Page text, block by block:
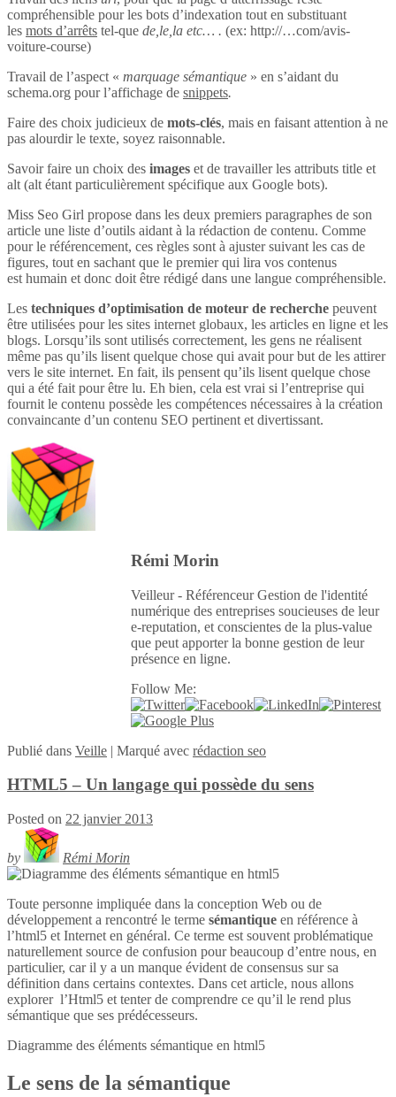
compréhensible pour les bots d’indexation tout en substituant
les mots d’arrêts tel-que de,le,la etc… . (ex: http://…com/avis-
voiture-course)
Travail de l’aspect « marquage sémantique » en s’aidant du
schema.org pour l’affichage de snippets.
Faire des choix judicieux de mots-clés, mais en faisant attention à ne
pas alourdir le texte, soyez raisonnable.
Savoir faire un choix des images et de travailler les attributs title et
alt (alt étant particulièrement spécifique aux Google bots).
Miss Seo Girl propose dans les deux premiers paragraphes de son
article une liste d’outils aidant à la rédaction de contenu. Comme
pour le référencement, ces règles sont à ajuster suivant les cas de
figures, tout en sachant que le premier qui lira vos contenus
est humain et donc doit être rédigé dans une langue compréhensible.
Les techniques d’optimisation de moteur de recherche peuvent
être utilisées pour les sites internet globaux, les articles en ligne et les
blogs. Lorsqu’ils sont utilisés correctement, les gens ne réalisent
même pas qu’ils lisent quelque chose qui avait pour but de les attirer
vers le site internet. En fait, ils pensent qu’ils lisent quelque chose
qui a été fait pour être lu. Eh bien, cela est vrai si l’entreprise qui
fournit le contenu possède les compétences nécessaires à la création
convaincante d’un contenu SEO pertinent et divertissant.
Rémi Morin
Veilleur - Référenceur Gestion de l'identité
numérique des entreprises soucieuses de leur
e-reputation, et conscientes de la plus-value
que peut apporter la bonne gestion de leur
présence en ligne.
Follow Me:
Publié dans Veille | Marqué avec rédaction seo
HTML5 – Un langage qui possède du sens
Posted on 22 janvier 2013
by Rémi Morin
Toute personne impliquée dans la conception Web ou de
développement a rencontré le terme sémantique en référence à
l’html5 et Internet en général. Ce terme est souvent problématique
naturellement source de confusion pour beaucoup d’entre nous, en
particulier, car il y a un manque évident de consensus sur sa
définition dans certains contextes. Dans cet article, nous allons
explorer l’Html5 et tenter de comprendre ce qu’il le rend plus
sémantique que ses prédécesseurs.
Diagramme des éléments sémantique en html5
Le sens de la sémantique